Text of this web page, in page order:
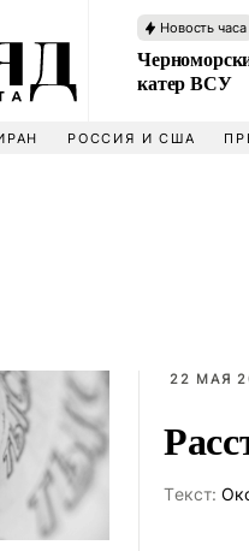
Новость часа
катер ВСУ
РОССИЯ И США
22 МАЯ
Tекст: